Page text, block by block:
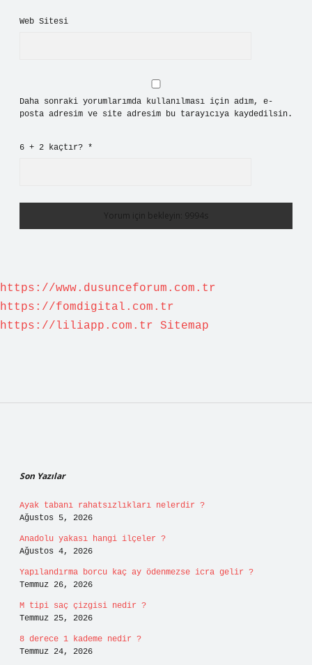
Web Sitesi
Daha sonraki yorumlarımda kullanılması için adım, e-
posta adresim ve site adresim bu tarayıcıya kaydedilsin.
6 + 2 kaçtır? *
https://www.dusunceforum.com.tr
https://fomdigital.com.tr
https://liliapp.com.tr
Sitemap
Son Yazılar
Ayak tabanı rahatsızlıkları nelerdir ?
Ağustos 5, 2026
Anadolu yakası hangi ilçeler ?
Ağustos 4, 2026
Yapılandırma borcu kaç ay ödenmezse icra gelir ?
Temmuz 26, 2026
M tipi saç çizgisi nedir ?
Temmuz 25, 2026
8 derece 1 kademe nedir ?
Temmuz 24, 2026